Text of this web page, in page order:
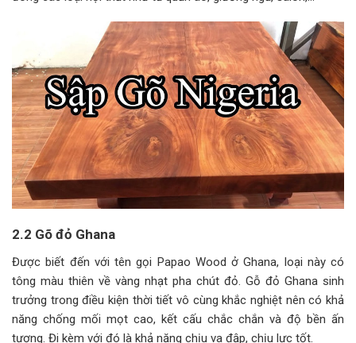
2.2 Gõ đỏ Ghana
Được biết đến với tên gọi Papao Wood ở Ghana, loại này có
tông màu thiên về vàng nhạt pha chút đỏ. Gỗ đỏ Ghana sinh
trưởng trong điều kiện thời tiết vô cùng khắc nghiệt nên có khả
năng chống mối mọt cao, kết cấu chắc chắn và độ bền ấn
tượng. Đi kèm với đó là khả năng chịu va đập, chịu lực tốt.